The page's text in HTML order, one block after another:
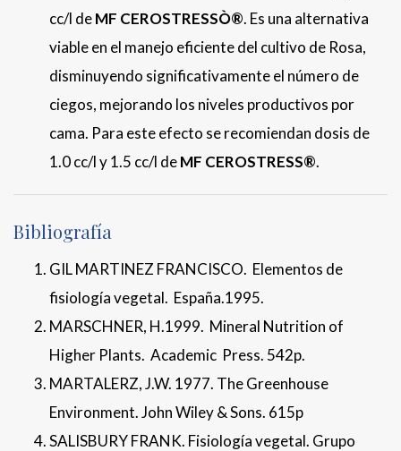
cc/l deMF CEROSTRESSÒ®. Es una alternativa
viable en el manejo eficiente del cultivo de Rosa,
disminuyendo significativamente el número de
ciegos, mejorando los niveles productivos por
cama. Para este efecto se recomiendan dosis de
1.0 cc/l y 1.5 cc/l deMF CEROSTRESS®.
Bibliografía
GIL MARTINEZ FRANCISCO. Elementos de
fisiología vegetal. España.1995.
MARSCHNER, H.1999. Mineral Nutrition of
Higher Plants. Academic Press. 542p.
MARTALERZ, J.W. 1977. The Greenhouse
Environment. John Wiley & Sons. 615p
SALISBURY FRANK. Fisiología vegetal. Grupo